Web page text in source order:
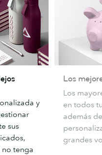
y
sus
tenga
mejores
precios
Los
Los
en todos
además
grandes